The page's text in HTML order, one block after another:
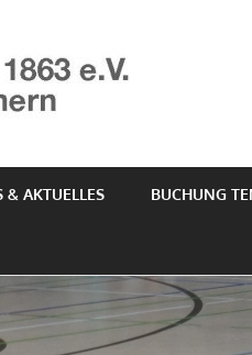
& AKTUELLES BUCHUNG